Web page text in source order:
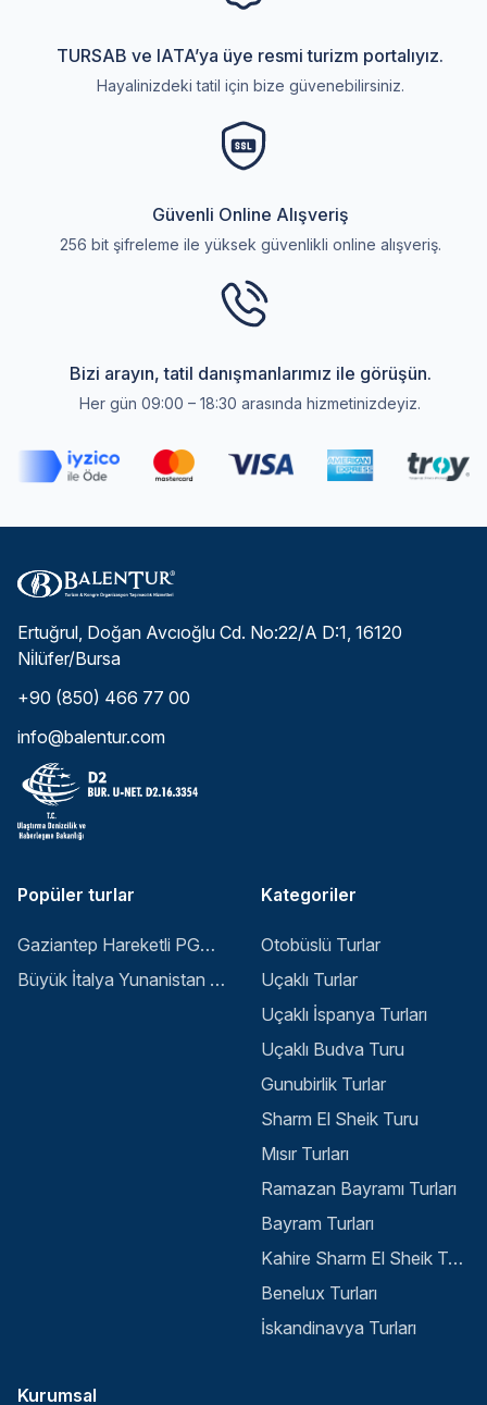
TURSAB ve IATA’ya üye resmi turizm portalıyız.
Hayalinizdeki tatil için bize güvenebilirsiniz.
Güvenli Online Alışveriş
256 bit şifreleme ile yüksek güvenlikli online alışveriş.
Bizi arayın, tatil danışmanlarımız ile görüşün.
Her gün 09:00 – 18:30 arasında hizmetinizdeyiz.
Ertuğrul, Doğan Avcıoğlu Cd. No:22/A D:1, 16120
Ni̇lüfer/Bursa
+90 (850) 466 77 00
info@balentur.com
Popüler turlar
Gaziantep Hareketli PGS ile Buyuk Balkan 6 Gece 8 Gun Vizesiz SKP-SKP
Büyük İtalya Yunanistan Balkan Turu - İstanbul
Kategoriler
Otobüslü Turlar
Uçaklı Turlar
Uçaklı İspanya Turları
Uçaklı Budva Turu
Gunubirlik Turlar
Sharm El Sheik Turu
Mısır Turları
Ramazan Bayramı Turları
Bayram Turları
Kahire Sharm El Sheik Turu
Benelux Turları
İskandinavya Turları
Kurumsal